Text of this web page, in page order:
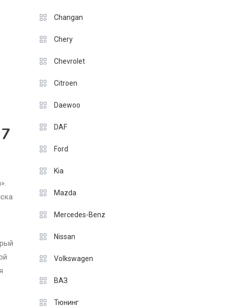
Changan
Chery
Chevrolet
Citroen
Daewoo
DAF
Ford
Kia
Mazda
Mercedes-Benz
Nissan
Volkswagen
ВАЗ
Тюнинг